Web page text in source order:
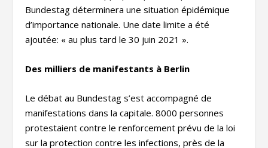
Bundestag déterminera une situation épidémique
d’importance nationale. Une date limite a été
ajoutée: « au plus tard le 30 juin 2021 ».
Des milliers de manifestants à Berlin
Le débat au Bundestag s’est accompagné de
manifestations dans la capitale. 8000 personnes
protestaient contre le renforcement prévu de la loi
sur la protection contre les infections, près de la